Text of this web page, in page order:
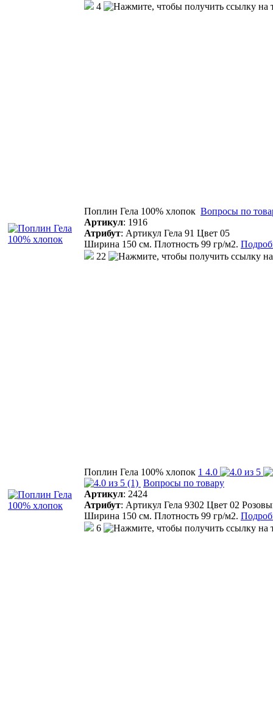
4
Поплин Гела 100% хлопок Вопросы по
Артикул: 1916
Атрибут: Артикул Гела 91 Цвет 05
Ширина 150 см. Плотность 99 гр/м2.
22
Поплин Гела 100% хлопок 1 4.0
(1) Вопросы по товару
Артикул: 2424
Атрибут: Артикул Гела 9302 Цвет 02
Ширина 150 см. Плотность 99 гр/м2.
6